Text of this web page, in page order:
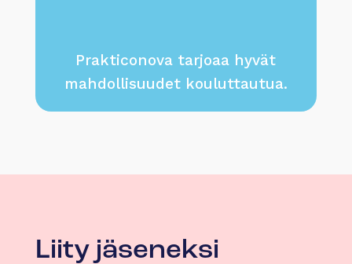
Prakticonova tarjoaa hyvät
mahdollisuudet kouluttautua.
Liity jäseneksi